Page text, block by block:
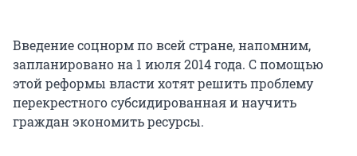
Введение соцнорм по всей стране, напомним,
запланировано на 1 июля 2014 года. С помощью
этой реформы власти хотят решить проблему
перекрестного субсидированная и научить
граждан экономить ресурсы.